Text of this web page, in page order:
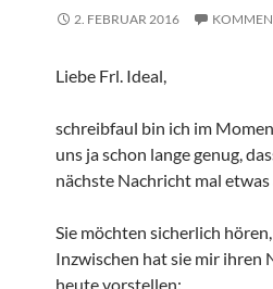
2. FEBRUAR 2016
Liebe Frl. Ideal,
schreibfaul bin ich im
uns ja schon lange genug,
nächste Nachricht mal
Sie möchten sicherlich
Inzwischen hat sie mir ihren
heute vorstellen: